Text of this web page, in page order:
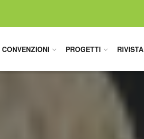
CONVENZIONI PROGETTI RIVISTA